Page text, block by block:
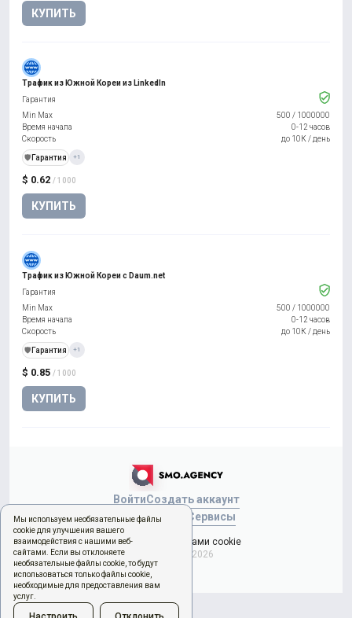
Мы используем необязательные файлы
cookie для улучшения вашего
взаимодействия с нашими веб-
сайтами. Если вы отклоняете
необязательные файлы cookie, то будут
использоваться только файлы cookie,
необходимые для предоставления вам
услуг.
КУПИТЬ
Трафик из Южной Кореи из LinkedIn
$ 0.62 / 1000
КУПИТЬ
Гарантия
Min Max
500 / 1000000
Время начала
0-12 часов
Скорость
до 10К / день
️🛡️ Гарантия +1
Трафик из Южной Кореи с Daum.net
$ 0.85 / 1000
КУПИТЬ
Гарантия
Min Max
500 / 1000000
Время начала
0-12 часов
Скорость
до 10К / день
️🛡️ Гарантия +1
ВойтиСоздать аккаунт
Новый заказ
Сервисы
Управление файлами cookie
Copyright © 2026